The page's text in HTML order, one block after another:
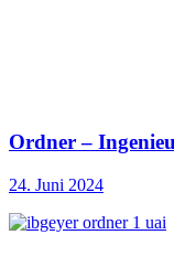
Ordner –
24. Juni 2024